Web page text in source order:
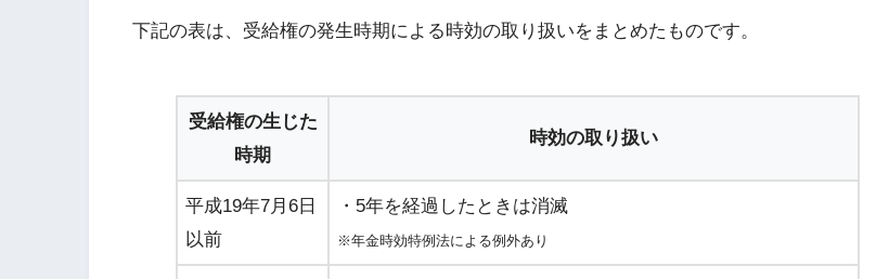
下記の表は、受給権の発生時期による時効の取り扱いをまとめたものです。
受給権の生じた
時期
時効の取り扱い
平成19年7月6日
以前
・5年を経過したときは消滅
※年金時効特例法による例外あり